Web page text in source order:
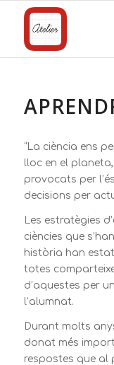
“La ciència ens
lloc en el
provocats per
decisions per
Les estratègies
ciències que
història han
totes
d’aquestes per
l’alumnat.
Durant molts
donat més
respostes que al